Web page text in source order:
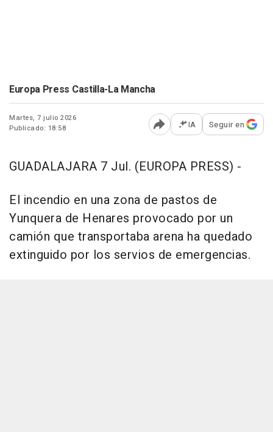
Europa Press Castilla-La Mancha
Martes, 7 julio 2026
Publicado: 18:58
Abrir opciones para
IA Seguir en
GUADALAJARA 7 Jul. (EUROPA PRESS) -
El incendio en una zona de pastos de
Yunquera de Henares provocado por un
camión que transportaba arena ha quedado
extinguido por los servios de emergencias.